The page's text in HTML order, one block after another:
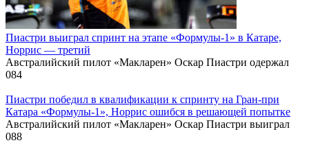
Пиастри выиграл спринт на этапе «Формулы‑1» в Катаре,
Норрис — третий
Австралийский пилот «Макларен» Оскар Пиастри одержал
084
Пиастри победил в квалификации к спринту на Гран‑при
Катара «Формулы‑1», Норрис ошибся в решающей попытке
Австралийский пилот «Макларен» Оскар Пиастри выиграл
088